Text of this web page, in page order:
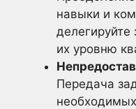
навыки и
их уровню
Передача